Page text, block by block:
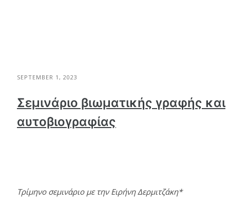
SEPTEMBER 1, 2023
Σεμινάριο βιωματικής γραφής και
αυτοβιογραφίας
Τρίμηνο σεμινάριο με την Ειρήνη Δερμιτζάκη*